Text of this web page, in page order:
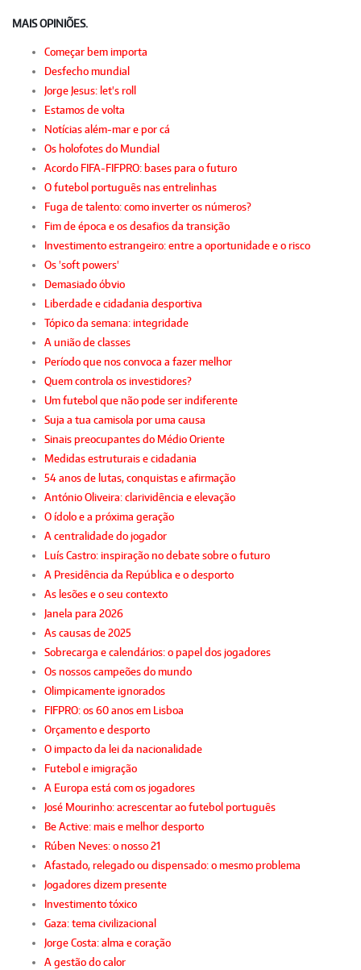
MAIS OPINIÕES.
Começar bem importa
Desfecho mundial
Jorge Jesus: let's roll
Estamos de volta
Notícias além-mar e por cá
Os holofotes do Mundial
Acordo FIFA-FIFPRO: bases para o futuro
O futebol português nas entrelinhas
Fuga de talento: como inverter os números?
Fim de época e os desafios da transição
Investimento estrangeiro: entre a oportunidade e o risco
Os 'soft powers'
Demasiado óbvio
Liberdade e cidadania desportiva
Tópico da semana: integridade
A união de classes
Período que nos convoca a fazer melhor
Quem controla os investidores?
Um futebol que não pode ser indiferente
Suja a tua camisola por uma causa
Sinais preocupantes do Médio Oriente
Medidas estruturais e cidadania
54 anos de lutas, conquistas e afirmação
António Oliveira: clarividência e elevação
O ídolo e a próxima geração
A centralidade do jogador
Luís Castro: inspiração no debate sobre o futuro
A Presidência da República e o desporto
As lesões e o seu contexto
Janela para 2026
As causas de 2025
Sobrecarga e calendários: o papel dos jogadores
Os nossos campeões do mundo
Olimpicamente ignorados
FIFPRO: os 60 anos em Lisboa
Orçamento e desporto
O impacto da lei da nacionalidade
Futebol e imigração
A Europa está com os jogadores
José Mourinho: acrescentar ao futebol português
Be Active: mais e melhor desporto
Rúben Neves: o nosso 21
Afastado, relegado ou dispensado: o mesmo problema
Jogadores dizem presente
Investimento tóxico
Gaza: tema civilizacional
Jorge Costa: alma e coração
A gestão do calor